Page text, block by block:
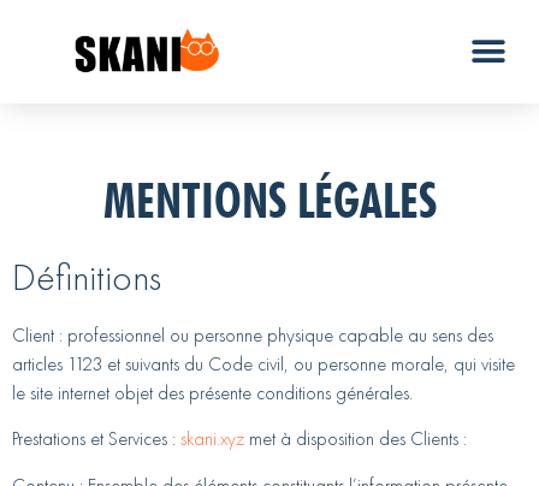
MENTIONS LÉGALES
Définitions
Client : professionnel ou personne physique capable au sens des
articles 1123 et suivants du Code civil, ou personne morale, qui visite
le site internet objet des présente conditions générales.
Prestations et Services : skani.xyz met à disposition des Clients :